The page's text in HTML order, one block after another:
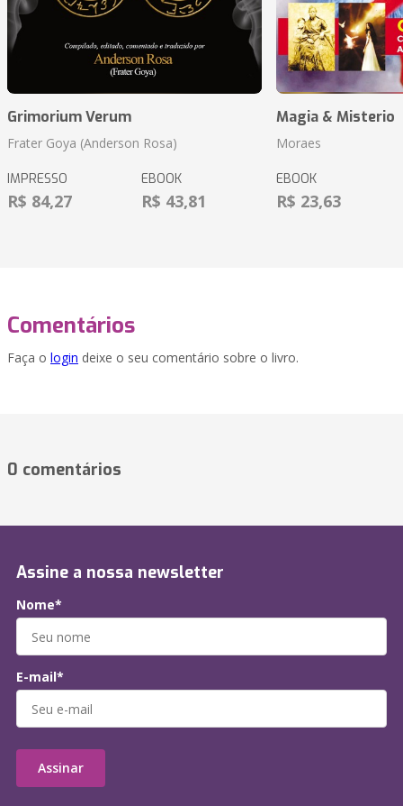
Grimorium Verum
Frater Goya (Anderson Rosa)
IMPRESSO
R$ 84,27
EBOOK
R$ 43,81
Magia & Misterio
Moraes
EBOOK
R$ 23,63
Comentários
Faça o login deixe o seu comentário sobre o livro.
0 comentários
Assine a nossa newsletter
Nome*
E-mail*
Assinar